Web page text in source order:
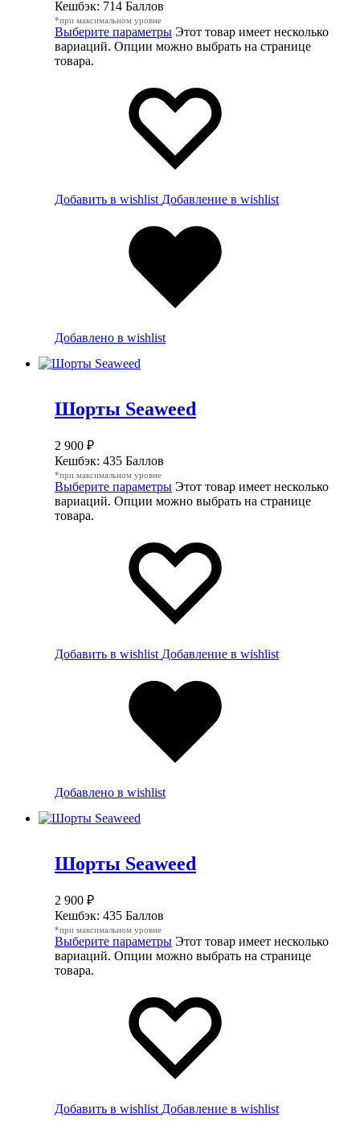
Кешбэк: 714 Баллов
*при максимальном уровне
Выберите параметры Этот товар имеет несколько
вариаций. Опции можно выбрать на странице
товара.
Добавить в wishlist Добавление в wishlist
Добавлено в wishlist
Шорты Seaweed
2 900 ₽
Кешбэк: 435 Баллов
*при максимальном уровне
Выберите параметры Этот товар имеет несколько
вариаций. Опции можно выбрать на странице
товара.
Добавить в wishlist Добавление в wishlist
Добавлено в wishlist
Шорты Seaweed
2 900 ₽
Кешбэк: 435 Баллов
*при максимальном уровне
Выберите параметры Этот товар имеет несколько
вариаций. Опции можно выбрать на странице
товара.
Добавить в wishlist Добавление в wishlist